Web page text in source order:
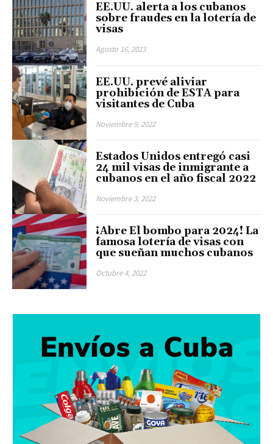
EE.UU. alerta a los cubanos
sobre fraudes en la lotería de
visas
Agosto 16, 2023
EE.UU. prevé aliviar
prohibición de ESTA para
visitantes de Cuba
Noviembre 9, 2022
Estados Unidos entregó casi
24 mil visas de inmigrante a
cubanos en el año fiscal 2022
Noviembre 3, 2022
¡Abre El bombo para 2024! La
famosa lotería de visas con
que sueñan muchos cubanos
Octubre 4, 2022